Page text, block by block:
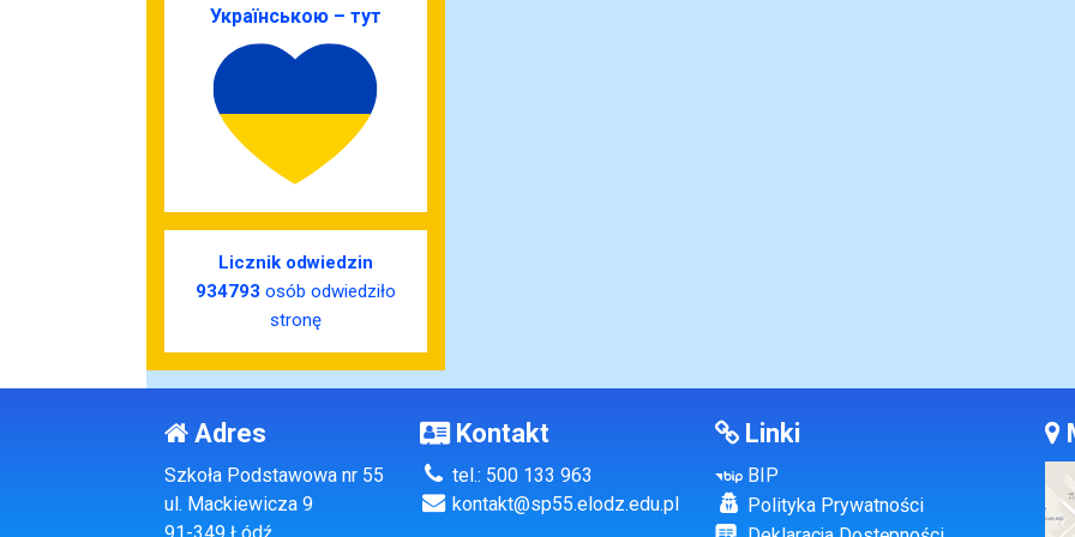
Українською – тут
Licznik odwiedzin
934793 osób odwiedziło
stronę
Adres
Szkoła Podstawowa nr 55
ul. Mackiewicza 9
Kontakt
tel.: 500 133 963
kontakt@sp55.elodz.edu.pl
Linki
BIP
Polityka Prywatności